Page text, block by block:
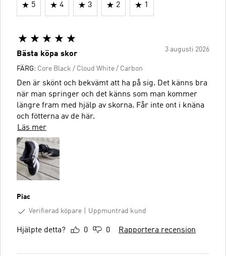
5 4 3 2 1
3 augusti 2026
Bästa köpa skor
FÄRG: Core Black / Cloud White / Carbon
Den är skönt och bekvämt att ha på sig. Det känns bra
när man springer och det känns som man kommer
längre fram med hjälp av skorna. Får inte ont i knäna
och fötterna av de här.
Läs mer
Piac
Verifierad köpare
Uppmuntrad kund
Hjälpte detta? 0 0 Rapportera recension